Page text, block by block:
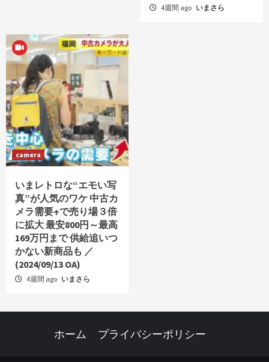
4週間 ago いまさら
camera
いまレトロな“エモい写
真”が人気のワケ 中古カ
メラ需要↑で売り場３倍
に拡大 最安800円～最高
169万円まで 供給追いつ
かない新商品も ／
(2024/09/13 OA)
4週間 ago いまさら
ホーム プライバシーポリシー